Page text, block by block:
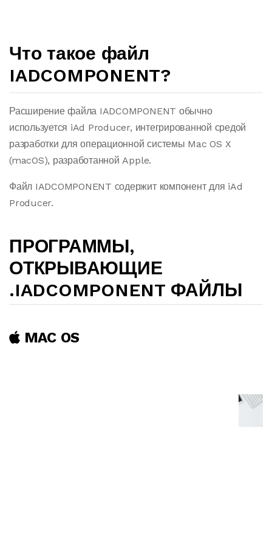
Что такое файл
IADCOMPONENT?
Расширение файла IADCOMPONENT обычно
используется iAd Producer, интегрированной средой
разработки для операционной системы Mac OS X
(macOS), разработанной Apple.
Файл IADCOMPONENT содержит компонент для iAd
Producer.
ПРОГРАММЫ,
ОТКРЫВАЮЩИЕ
.IADCOMPONENT ФАЙЛЫ
MAC OS